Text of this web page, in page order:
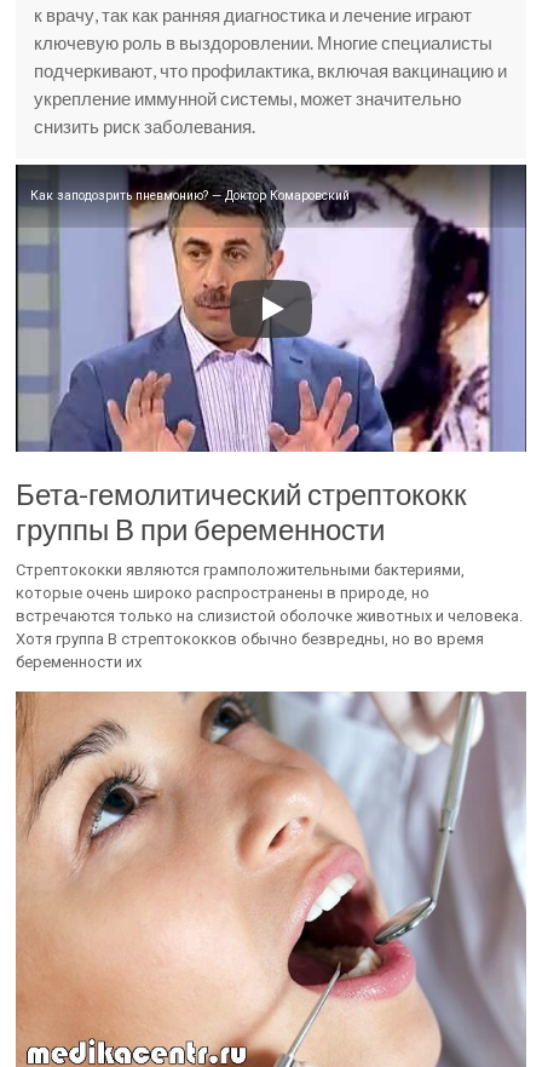
к врачу, так как ранняя диагностика и лечение играют
ключевую роль в выздоровлении. Многие специалисты
подчеркивают, что профилактика, включая вакцинацию и
укрепление иммунной системы, может значительно
снизить риск заболевания.
Как заподозрить пневмонию? — Доктор Комаровский
Бета-гемолитический стрептококк
группы В при беременности
Стрептококки являются грамположительными бактериями,
которые очень широко распространены в природе, но
встречаются только на слизистой оболочке животных и человека.
Хотя группа B стрептококков обычно безвредны, но во время
беременности их